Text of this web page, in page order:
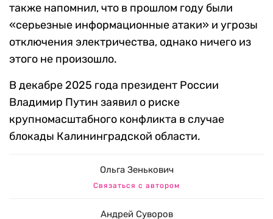
также напомнил, что в прошлом году были
«серьезные информационные атаки» и угрозы
отключения электричества, однако ничего из
этого не произошло.
В декабре 2025 года президент России
Владимир Путин заявил о риске
крупномасштабного конфликта в случае
блокады Калининградской области.
Ольга Зенькович
Связаться с автором
Андрей Суворов